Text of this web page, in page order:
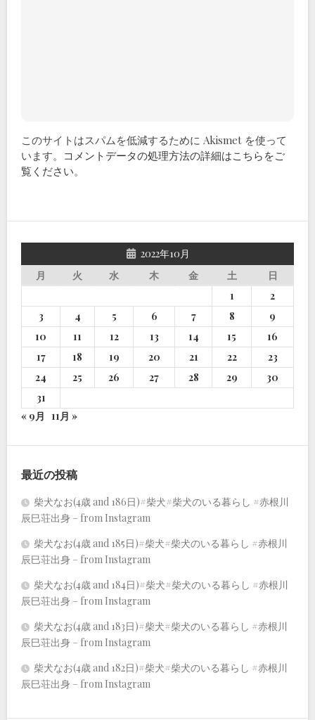
このサイトはスパムを低減するために Akismet を使って
います。 コメントデータの処理方法の詳細はこちらをご
覧ください。
2022年10月
月
火 水 木 金 土
日
1
2
3
4 5 6 7 8
9
10
11 12 13 14 15
16
17
18 19 20 21 22
23
24
25 26 27 28 29
30
31
« 9月 11月 »
最近の投稿
柴犬なお(4歳 and 186日)#柴犬#柴犬のいる暮らし #赤根川
辰巳荘出身 – from Instagram
柴犬なお(4歳 and 185日)#柴犬#柴犬のいる暮らし #赤根川
辰巳荘出身 – from Instagram
柴犬なお(4歳 and 184日)#柴犬#柴犬のいる暮らし #赤根川
辰巳荘出身 – from Instagram
柴犬なお(4歳 and 183日)#柴犬#柴犬のいる暮らし #赤根川
辰巳荘出身 – from Instagram
柴犬なお(4歳 and 182日)#柴犬#柴犬のいる暮らし #赤根川
辰巳荘出身 – from Instagram